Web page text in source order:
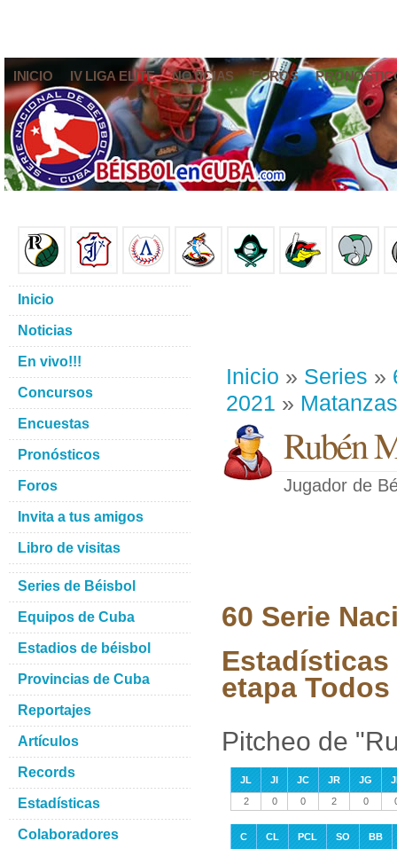
INICIO IV LIGA ELITE NOTICIAS FOROS
Inicio » Series »
2021 » Matanzas
Rubén
Jugador de
60 Serie
Estadísticas
etapa
Pitcheo de
JL JI JC JR JG
2
0 0 2 0
C CL PCL SO
BB
Inicio
Noticias
En vivo!!!
Concursos
Encuestas
Pronósticos
Foros
Invita a tus amigos
Libro de visitas
Series de Béisbol
Equipos de Cuba
Estadios de béisbol
Provincias de Cuba
Reportajes
Artículos
Records
Estadísticas
Colaboradores